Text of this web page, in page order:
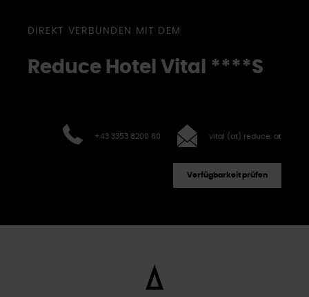
DIREKT VERBUNDEN MIT DEM
Reduce Hotel Vital ****S
+43 3353 8200 60 vital (at) reduce. at
Verfügbarkeit prüfen